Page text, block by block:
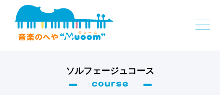
ソルフェージュコース